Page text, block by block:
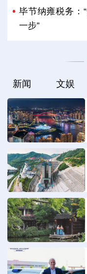
毕节纳雍税务：
一步”
新闻 文娱